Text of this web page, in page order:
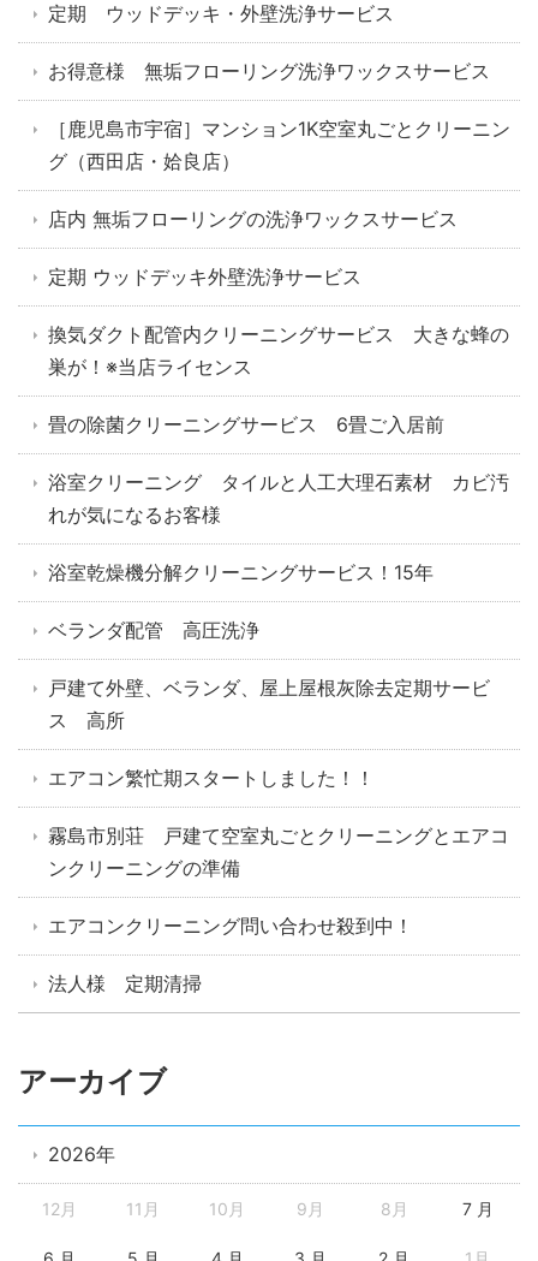
定期 ウッドデッキ・外壁洗浄サービス
お得意様 無垢フローリング洗浄ワックスサービス
［鹿児島市宇宿］マンション1K空室丸ごとクリーニン
グ（西田店・姶良店）
店内 無垢フローリングの洗浄ワックスサービス
定期 ウッドデッキ外壁洗浄サービス
換気ダクト配管内クリーニングサービス 大きな蜂の
巣が！※当店ライセンス
畳の除菌クリーニングサービス 6畳ご入居前
浴室クリーニング タイルと人工大理石素材 カビ汚
れが気になるお客様
浴室乾燥機分解クリーニングサービス！15年
ベランダ配管 高圧洗浄
戸建て外壁、ベランダ、屋上屋根灰除去定期サービ
ス 高所
エアコン繁忙期スタートしました！！
霧島市別荘 戸建て空室丸ごとクリーニングとエアコ
ンクリーニングの準備
エアコンクリーニング問い合わせ殺到中！
法人様 定期清掃
アーカイブ
2026年
12月 11月 10月 9月 8月 7 月